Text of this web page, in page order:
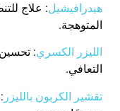
هيدرافيشيل: علاج
المتوهجة.
الليزر الكسري:
التعافي.
تقشير الكربون بالليزر